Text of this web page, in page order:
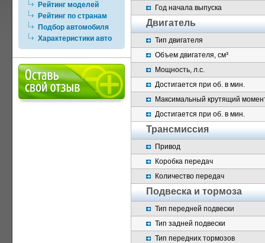
Рейтинг моделей
Рейтинг по странам
Подбор автомобиля
Характеристики авто
Год начала выпуска
Двигатель
Тип двигателя
Объем двигателя, см³
Мощность, л.с.
Достигается при об. в мин.
Максимальный крутящий
Достигается при об. в мин.
Трансмиссия
Привод
Коробка передач
Количество передач
Подвеска и тормоза
Тип передней подвески
Тип задней подвески
Тип передних тормозов